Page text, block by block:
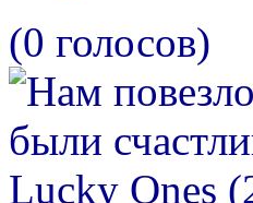
(0 голосов)